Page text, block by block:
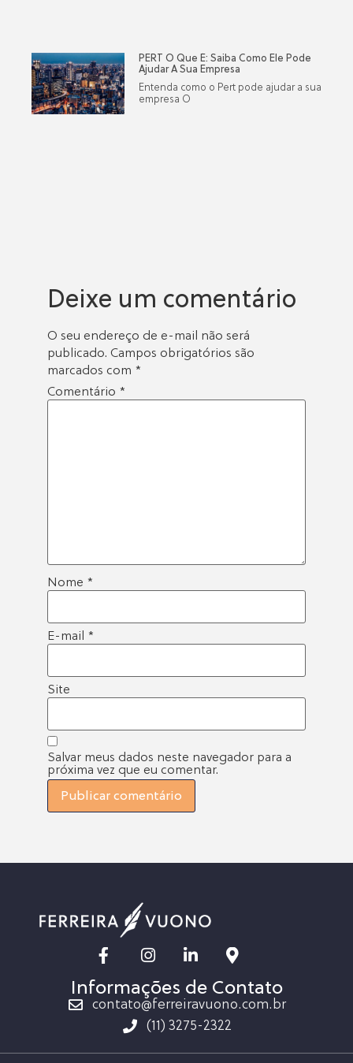
PERT O Que É: Saiba Como Ele Pode
Ajudar A Sua Empresa
Entenda como o Pert pode ajudar a sua
empresa O
Deixe um comentário
O seu endereço de e-mail não será
publicado. Campos obrigatórios são
marcados com *
Comentário *
Nome *
E-mail *
Site
Salvar meus dados neste navegador para a
próxima vez que eu comentar.
Informações de Contato
contato@ferreiravuono.com.br
(11) 3275-2322